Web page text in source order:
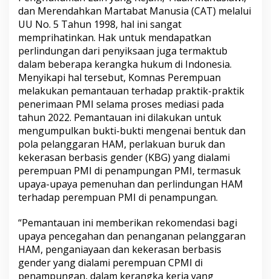
dan Merendahkan Martabat Manusia (CAT) melalui
UU No. 5 Tahun 1998, hal ini sangat
memprihatinkan. Hak untuk mendapatkan
perlindungan dari penyiksaan juga termaktub
dalam beberapa kerangka hukum di Indonesia.
Menyikapi hal tersebut, Komnas Perempuan
melakukan pemantauan terhadap praktik-praktik
penerimaan PMI selama proses mediasi pada
tahun 2022. Pemantauan ini dilakukan untuk
mengumpulkan bukti-bukti mengenai bentuk dan
pola pelanggaran HAM, perlakuan buruk dan
kekerasan berbasis gender (KBG) yang dialami
perempuan PMI di penampungan PMI, termasuk
upaya-upaya pemenuhan dan perlindungan HAM
terhadap perempuan PMI di penampungan.
“Pemantauan ini memberikan rekomendasi bagi
upaya pencegahan dan penanganan pelanggaran
HAM, penganiayaan dan kekerasan berbasis
gender yang dialami perempuan CPMI di
penampungan, dalam kerangka kerja yang